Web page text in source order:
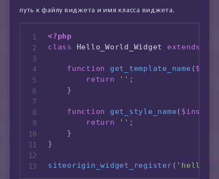
путь к файлу виджета и имя класса виджета.
<?php
class
Hello_World_Widget extends
function get_template_name (
return
'' ;
}
function get_style_name (
return
'' ;
}
}
siteorigin_widget_register ( 'hello-